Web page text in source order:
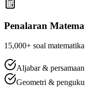
Penalaran
15,000+ soal
Aljabar & persamaan
Geometri &